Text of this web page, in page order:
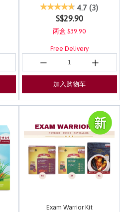
Rating 5 out of 5 Customer
4.7 (3)
S$29.90
两盒 $39.90
Free Delivery
加入购物车
Exam Warrior Kit